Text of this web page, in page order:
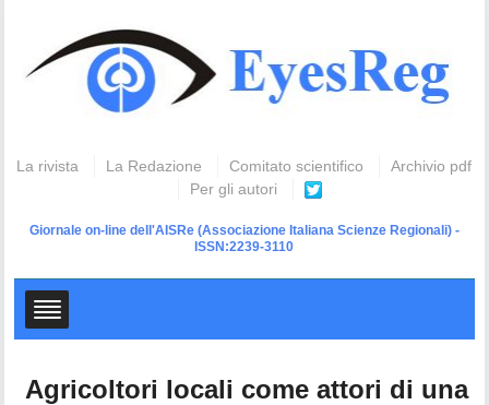
La rivista La Redazione Comitato scientifico
Archivio pdf
Per gli autori
Giornale on-line dell'AISRe (Associazione Italiana Scienze Regionali) -
ISSN:2239-3110
Agricoltori locali come attori di una